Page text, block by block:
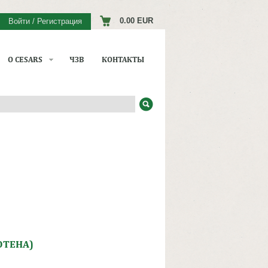
Войти / Регистрация 0.00 EUR
О CESARS ЧЗВ КОНТАКТЫ